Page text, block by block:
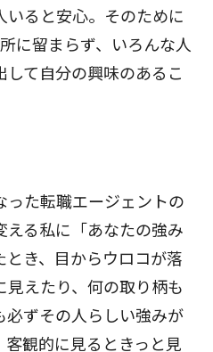
ると安心。そのために
に留まらず、いろんな人
て自分の興味のあるこ
た転職エージェントの
る私に「あなたの強み
き、目からウロコが落
えたり、何の取り柄も
ずその人らしい強みが
観的に見るときっと見